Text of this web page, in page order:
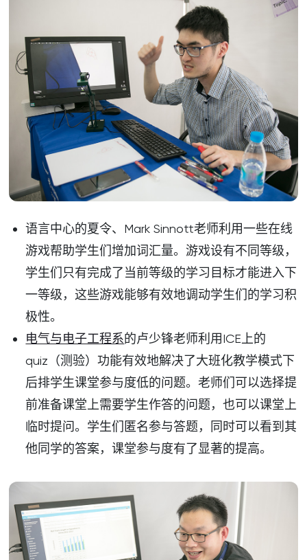
语言中心的夏令、Mark Sinnott老师利用一些在线
游戏帮助学生们增加词汇量。游戏设有不同等级，
学生们只有完成了当前等级的学习目标才能进入下
一等级，这些游戏能够有效地调动学生们的学习积
极性。
电气与电子工程系的卢少锋老师利用ICE上的
quiz（测验）功能有效地解决了大班化教学模式下
后排学生课堂参与度低的问题。老师们可以选择提
前准备课堂上需要学生作答的问题，也可以课堂上
临时提问。学生们匿名参与答题，同时可以看到其
他同学的答案，课堂参与度有了显著的提高。